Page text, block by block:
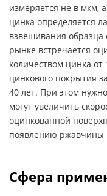
измеряется не в мкм,
цинка определяется
взвешивания
рынке встречается
количеством цинка
цинкового покрытия
40 лет. При этом
могут увеличить
оцинкованной
появлению ржавчины
Сфера